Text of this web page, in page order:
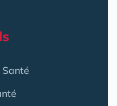
Santé